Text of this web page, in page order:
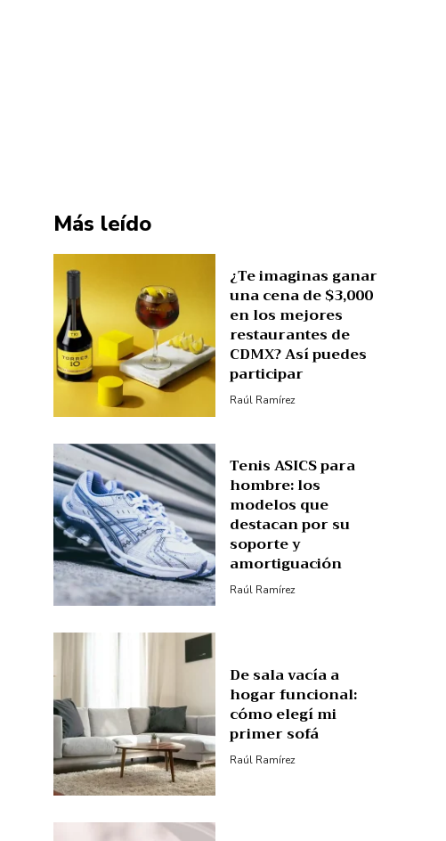
Más leído
¿Te imaginas ganar
una cena de $3,000
en los mejores
restaurantes de
CDMX? Así puedes
participar
Raúl Ramírez
Tenis ASICS para
hombre: los
modelos que
destacan por su
soporte y
amortiguación
Raúl Ramírez
De sala vacía a
hogar funcional:
cómo elegí mi
primer sofá
Raúl Ramírez